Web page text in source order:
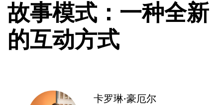
故事模式：一种全新
的互动方式
卡罗琳·豪厄尔